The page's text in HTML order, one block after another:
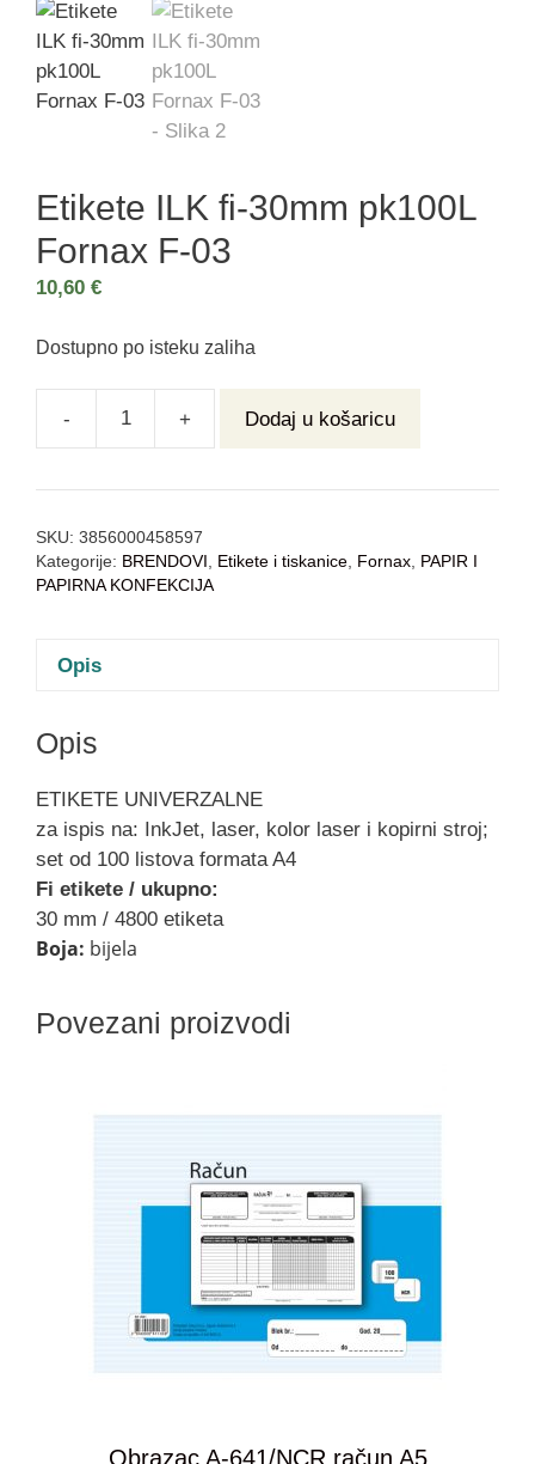
Etikete ILK fi-30mm pk100L
Fornax F-03
10,60 €
Dostupno po isteku zaliha
- + Dodaj u košaricu
SKU: 3856000458597
Kategorije: BRENDOVI , Etikete i tiskanice, Fornax, PAPIR I
PAPIRNA KONFEKCIJA
Opis
Opis
ETIKETE UNIVERZALNE
za ispis na: InkJet, laser, kolor laser i kopirni stroj;
set od 100 listova formata A4
Fi etikete / ukupno:
30 mm / 4800 etiketa
Boja: bijela
Povezani proizvodi
Obrazac A-641/NCR račun A5